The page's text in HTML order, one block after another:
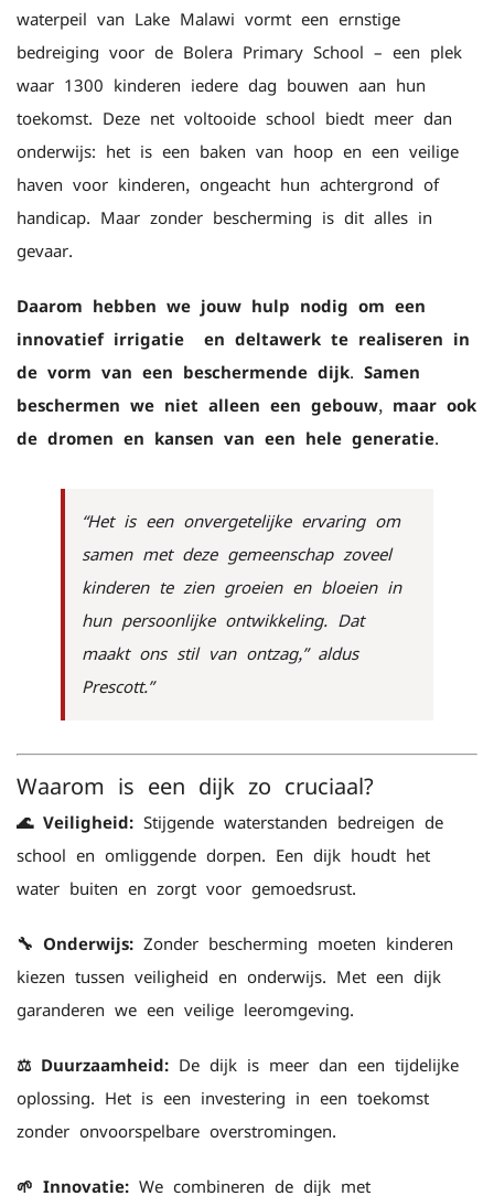
waterpeil van Lake Malawi vormt een ernstige
bedreiging voor de Bolera Primary School – een plek
waar 1300 kinderen iedere dag bouwen aan hun
toekomst. Deze net voltooide school biedt meer dan
onderwijs: het is een baken van hoop en een veilige
haven voor kinderen, ongeacht hun achtergrond of
handicap. Maar zonder bescherming is dit alles in
gevaar.
Daarom hebben we jouw hulp nodig om een
innovatief irrigatie- en deltawerk te realiseren in
de vorm van een beschermende dijk. Samen
beschermen we niet alleen een gebouw, maar ook
de dromen en kansen van een hele generatie.
“Het is een onvergetelijke ervaring om
samen met deze gemeenschap zoveel
kinderen te zien groeien en bloeien in
hun persoonlijke ontwikkeling. Dat
maakt ons stil van ontzag,” aldus
Prescott.”
Waarom is een dijk zo cruciaal?
🌊 Veiligheid:Stijgende waterstanden bedreigen de
school en omliggende dorpen. Een dijk houdt het
water buiten en zorgt voor gemoedsrust.
🔧 Onderwijs:Zonder bescherming moeten kinderen
kiezen tussen veiligheid en onderwijs. Met een dijk
garanderen we een veilige leeromgeving.
⚖️ Duurzaamheid:De dijk is meer dan een tijdelijke
oplossing. Het is een investering in een toekomst
zonder onvoorspelbare overstromingen.
🌱 Innovatie:We combineren de dijk met